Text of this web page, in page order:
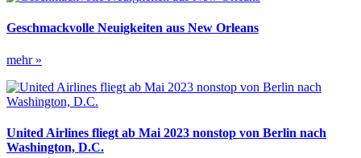
Geschmackvolle Neuigkeiten aus New Orleans
Geschmackvolle
aus
New
mehr »
United Airlines fliegt ab Mai 2023 nonstop von Berlin nach
Washington, D.C.